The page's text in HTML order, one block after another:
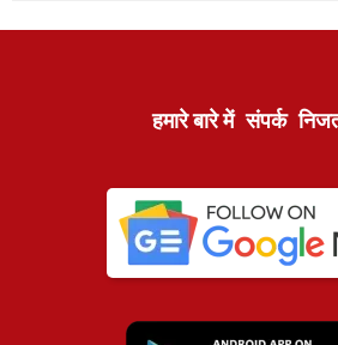
हमारे बारे में संपर्क